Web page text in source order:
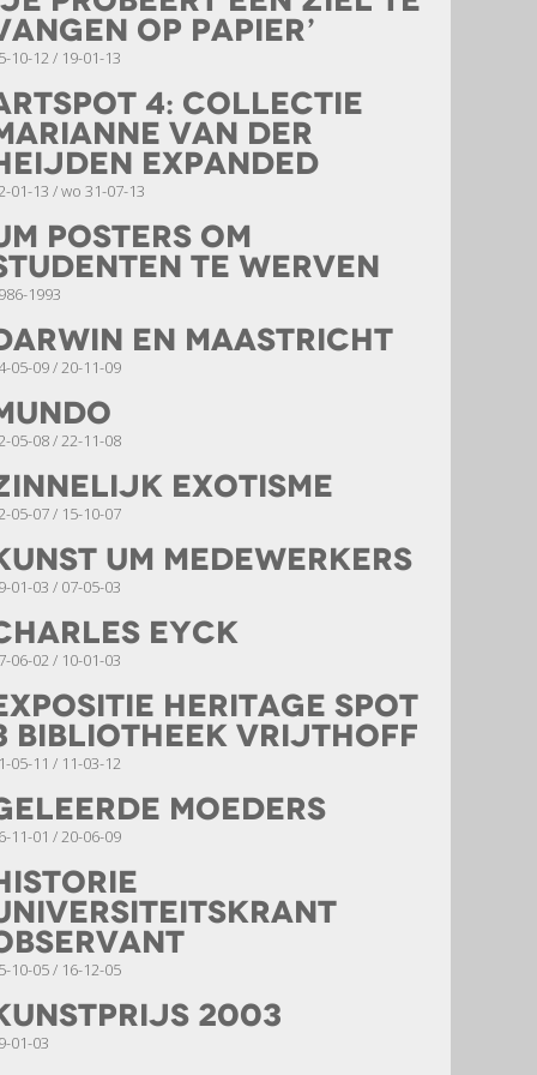
op papier’
10-12 / 19-01-13
4: Collectie
van der
Expanded
01-13 / wo 31-07-13
posters om
te werven
1993
en Maastricht
05-09 / 20-11-09
05-08 / 22-11-08
exotisme
05-07 / 15-10-07
UM Medewerkers
01-03 / 07-05-03
Eyck
06-02 / 10-01-03
Heritage Spot
Bibliotheek Vrijthoff
05-11 / 11-03-12
moeders
11-01 / 20-06-09
10-05 / 16-12-05
2003
01-03